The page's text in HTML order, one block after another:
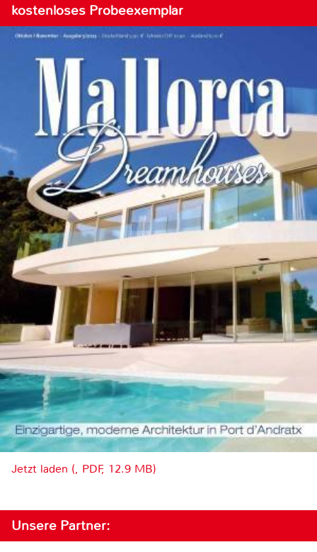
kostenloses Probeexemplar
Jetzt laden (, PDF, 12.9 MB)
Unsere Partner: